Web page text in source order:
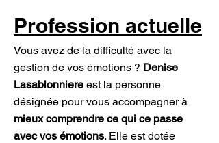
Profession actuelle
Vous avez de la difficulté avec la
gestion de vos émotions ? Denise
Lasablonniere est la personne
désignée pour vous accompagner à
mieux comprendre ce qui ce passe
avec vos émotions. Elle est dotée